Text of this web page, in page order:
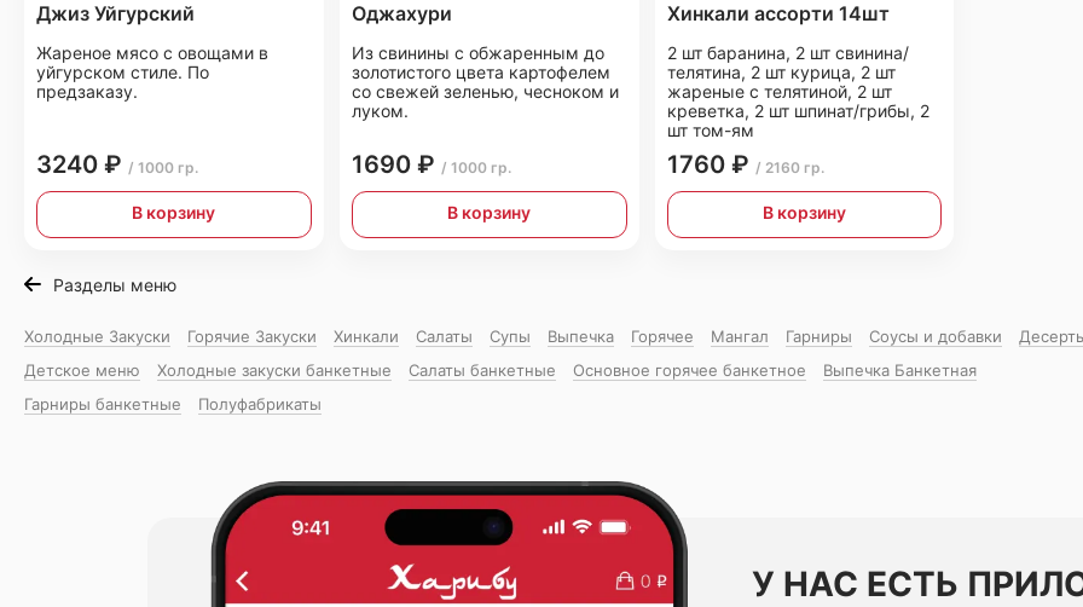
Джиз Уйгурский
Жареное мясо с овощами в
уйгурском стиле. По
предзаказу.
3240 ₽ / 1000 гр.
В корзину
Оджахури
Из свинины с обжаренным до
золотистого цвета картофелем
со свежей зеленью, чесноком и
луком.
1690 ₽ / 1000 гр.
В корзину
Хинкали ассорти 14шт
2 шт баранина, 2 шт свинина/
телятина, 2 шт курица, 2 шт
жареные с телятиной, 2 шт
креветка, 2 шт шпинат/грибы, 2
шт том-ям
1760 ₽ / 2160 гр.
В корзину
Разделы меню
Холодные Закуски Горячие Закуски Хинкали Салаты Супы Выпечка Горячее Мангал Гарниры Соусы и добавки
Детское меню
Холодные закуски банкетные Салаты банкетные Основное горячее банкетное
Выпечка Банкетная
Гарниры банкетные
Полуфабрикаты
У НАС ЕСТЬ